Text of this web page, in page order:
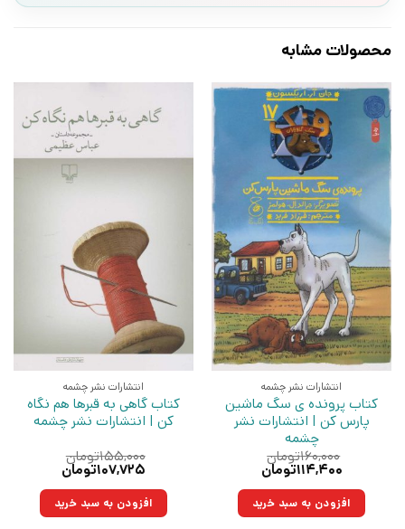
محصولات مشابه
انتشارات نشر چشمه
کتاب پرونده ی سگ ماشین
پارس کن | انتشارات نشر
چشمه
۱۶۰,۰۰۰تومان
قیمت
۱۶۰,۰۰۰تومان
بود.
۱۱۴,۴۰۰تومان
۱۱۴,۴۰۰تومان.افزودن به سبد خرید
انتشارات نشر چشمه
کتاب گاهی به قبرها هم نگاه
کن | انتشارات نشر چشمه
۱۵۵,۰۰۰تومان
قیمت
۱۵۵,۰۰۰تومان
بود.
۱۰۷,۷۲۵تومان
۱۰۷,۷۲۵تومان.افزودن به سبد خرید